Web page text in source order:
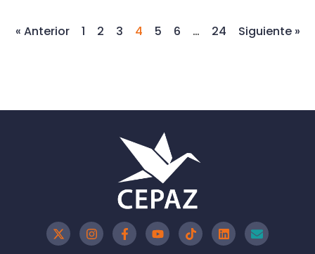
« Anterior 1 2 3 4 5 6 … 24 Siguiente »